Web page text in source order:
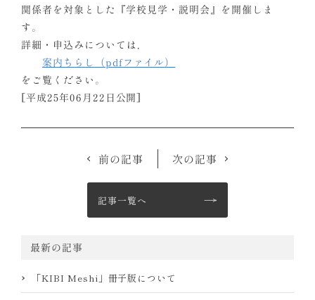
最新の記事
「KIBI Meshi」冊子版について
関係者を対象とした『学校見学・説明会』を開催しま
す。
詳細・申込みについては，
案内ちらし（pdfファイル）
をご覧ください。
[平成25年06月22日公開]
記事一覧へ
前の記事 次の記事